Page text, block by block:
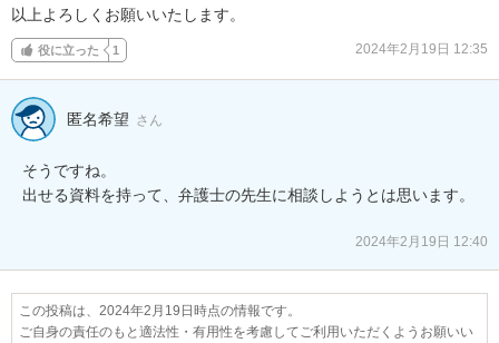
以上よろしくお願いいたします。
役に立った 1 2024年2月19日 12:35
匿名希望 さん
そうですね。
出せる資料を持って、弁護士の先生に相談しようとは思います。
2024年2月19日 12:40
この投稿は、2024年2月19日時点の情報です。
ご自身の責任のもと適法性・有用性を考慮してご利用いただくようお願いい